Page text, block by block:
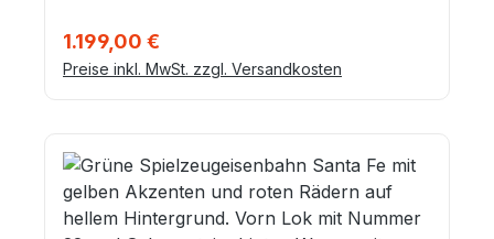
1.199,00 €
Preise inkl. MwSt. zzgl. Versandkosten